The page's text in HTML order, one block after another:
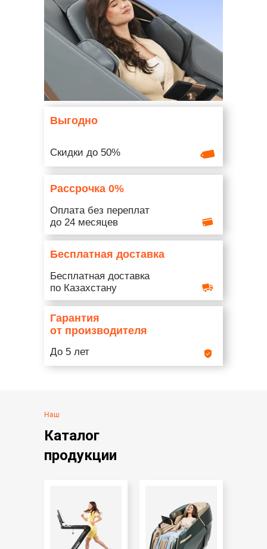
Скидки до 50%
Выгодно
Оплата без переплат
до 24 месяцев
Рассрочка 0%
Бесплатная доставка
по Казахстану
Бесплатная доставка
До 5 лет
Гарантия
от производителя
Наш
Каталог
продукции